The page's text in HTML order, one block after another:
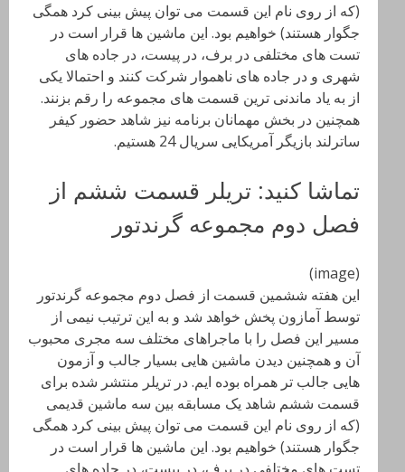
(که از روی نام این قسمت می توان پیش بینی کرد همگی
جگوار هستند) خواهیم بود. این ماشین ها قرار است در
تست های مختلفی در برف، در پیست، در جاده های
شهری و در جاده های ناهموار شرکت کنند و احتمالا یکی
از به یاد ماندنی ترین قسمت های مجموعه را رقم بزنند.
همچنین در بخش مهمانان برنامه نیز شاهد حضور کیفر
ساترلند بازیگر آمریکایی سریال 24 هستیم.
تماشا کنید: تریلر قسمت ششم از
فصل دوم مجموعه گرندتور
(image)
این هفته ششمین قسمت از فصل دوم مجموعه گرندتور
توسط آمازون پخش خواهد شد و به این ترتیب نیمی از
مسیر این فصل را با ماجراهای مختلف سه مجری محبوب
آن و همچنین دیدن ماشین هایی بسیار جالب و آزمون
هایی جالب تر همراه بوده ایم. در تریلر منتشر شده برای
قسمت ششم شاهد یک مسابقه بین سه ماشین قدیمی
(که از روی نام این قسمت می توان پیش بینی کرد همگی
جگوار هستند) خواهیم بود. این ماشین ها قرار است در